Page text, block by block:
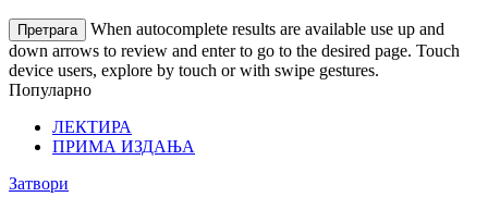
Претрага
When autocomplete results are available use up and
down arrows to review and enter to go to the desired page. Touch
device users, explore by touch or with swipe gestures.
Популарно
ЛЕКТИРА
ПРИМА ИЗДАЊА
Затвори